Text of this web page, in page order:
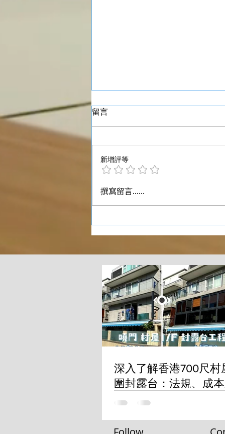
深入了解香港700尺村屋 丁屋
留言
新增評等
撰寫留言......
深入了解香港700尺村
圍封露台：法規、成本
問題